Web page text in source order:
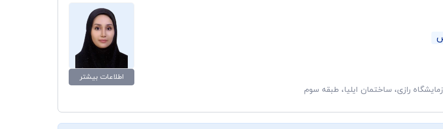
رازی، ساختمان ایلیا، طبقه سوم
اطلاعات بیشتر